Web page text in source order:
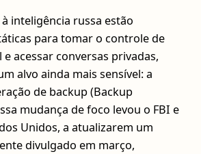
inteligência russa estão
para tomar o controle de
acessar conversas privadas,
alvo ainda mais sensível: a
de backup (Backup
mudança de foco levou o FBI e
Unidos, a atualizarem um
divulgado em março,